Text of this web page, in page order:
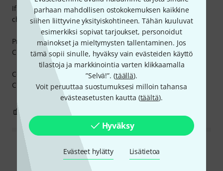
parhaan mahdollisen ostokokemuksen kaikkine
siihen liittyvine yksityiskohtineen. Tähän kuuluvat
esimerkiksi sopivat tarjoukset, personoidut
mainokset ja mieltymysten tallentaminen. Jos
tämä sopii sinulle, hyväksy vain evästeiden käyttö
tilastoja ja markkinointia varten klikkaamalla
”Selvä!”. (täällä).
Voit peruuttaa suostumuksesi milloin tahansa
evästeasetusten kautta (täältä).
Hyväksy
Evästeet hylätty Lisätietoa
If I'd need something top quality for studio jobs I would
choose other adaptors or make my own.
Pros
Cheap
Cons
Cheap
Lue kaikki arvostelut